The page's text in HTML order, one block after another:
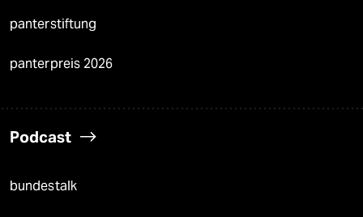
panterstiftung
panterpreis 2026
Podcast
bundestalk